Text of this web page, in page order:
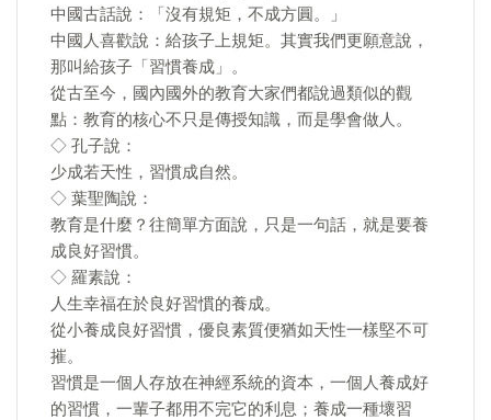
中國古話說：「沒有規矩，不成方圓。」
中國人喜歡說：給孩子上規矩。其實我們更願意說，
那叫給孩子「習慣養成」。
從古至今，國內國外的教育大家們都說過類似的觀
點：教育的核心不只是傳授知識，而是學會做人。
◇ 孔子說：
少成若天性，習慣成自然。
◇ 葉聖陶說：
教育是什麼？往簡單方面說，只是一句話，就是要養
成良好習慣。
◇ 羅素說：
人生幸福在於良好習慣的養成。
從小養成良好習慣，優良素質便猶如天性一樣堅不可
摧。
習慣是一個人存放在神經系統的資本，一個人養成好
的習慣，一輩子都用不完它的利息；養成一種壞習